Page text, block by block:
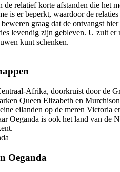
relatief korte afstanden die het
is er beperkt, waardoor de
graag dat de ontvangst
levendig zijn gebleven. U zult
kunt schenken.
Afrika, doorkruist door de
Queen Elizabeth en
eilanden op de meren
Oeganda is ook het land van
Oeganda